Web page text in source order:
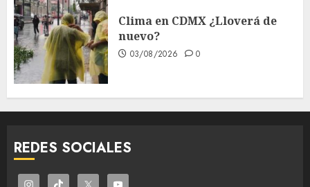
Clima en CDMX ¿Lloverá de
nuevo?
03/08/2026 0
REDES SOCIALES